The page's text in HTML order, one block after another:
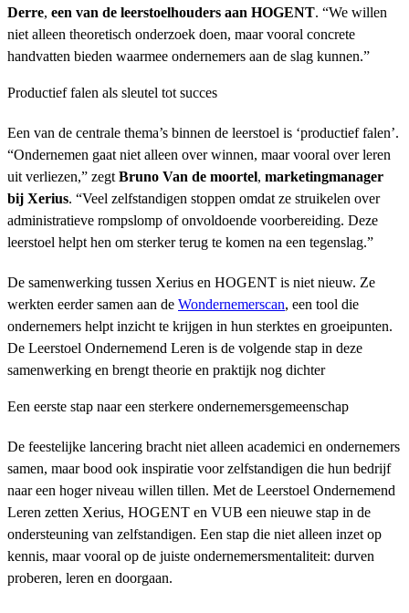
Derre, een van de leerstoelhouders aan HOGENT. “We willen
niet alleen theoretisch onderzoek doen, maar vooral concrete
handvatten bieden waarmee ondernemers aan de slag kunnen.”
Productief falen als sleutel tot succes
Een van de centrale thema’s binnen de leerstoel is ‘productief falen’.
“Ondernemen gaat niet alleen over winnen, maar vooral over leren
uit verliezen,” zegt Bruno Van de moortel, marketingmanager
bij Xerius. “Veel zelfstandigen stoppen omdat ze struikelen over
administratieve rompslomp of onvoldoende voorbereiding. Deze
leerstoel helpt hen om sterker terug te komen na een tegenslag.”
De samenwerking tussen Xerius en HOGENT is niet nieuw. Ze
werkten eerder samen aan de Wondernemerscan, een tool die
ondernemers helpt inzicht te krijgen in hun sterktes en groeipunten.
De Leerstoel Ondernemend Leren is de volgende stap in deze
samenwerking en brengt theorie en praktijk nog dichter
Een eerste stap naar een sterkere ondernemersgemeenschap
De feestelijke lancering bracht niet alleen academici en ondernemers
samen, maar bood ook inspiratie voor zelfstandigen die hun bedrijf
naar een hoger niveau willen tillen. Met de Leerstoel Ondernemend
Leren zetten Xerius, HOGENT en VUB een nieuwe stap in de
ondersteuning van zelfstandigen. Een stap die niet alleen inzet op
kennis, maar vooral op de juiste ondernemersmentaliteit: durven
proberen, leren en doorgaan.